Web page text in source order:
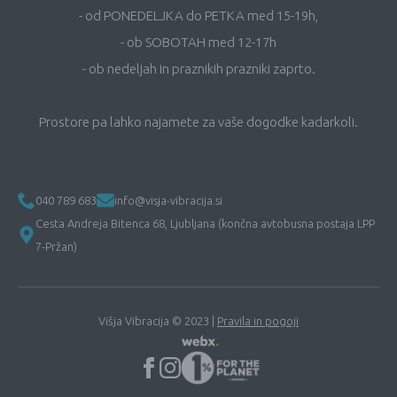
- od PONEDELJKA do PETKA med 15-19h,
- ob SOBOTAH med 12-17h
- ob nedeljah in praznikih prazniki zaprto.
Prostore pa lahko najamete za vaše dogodke kadarkoli.
040 789 683
info@visja-vibracija.si
Cesta Andreja Bitenca 68, Ljubljana (končna avtobusna postaja LPP
7-Pržan)
Višja Vibracija © 2023 | Pravila in pogoji